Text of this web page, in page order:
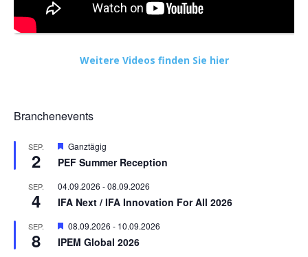
Weitere Videos finden Sie hier
Branchenevents
SEP.
2
Hervorgehoben
Ganztägig
PEF Summer Reception
SEP.
4
04.09.2026 -08.09.2026
IFA Next / IFA Innovation For All 2026
SEP.
8
Hervorgehoben
08.09.2026 - 10.09.2026
IPEM Global 2026